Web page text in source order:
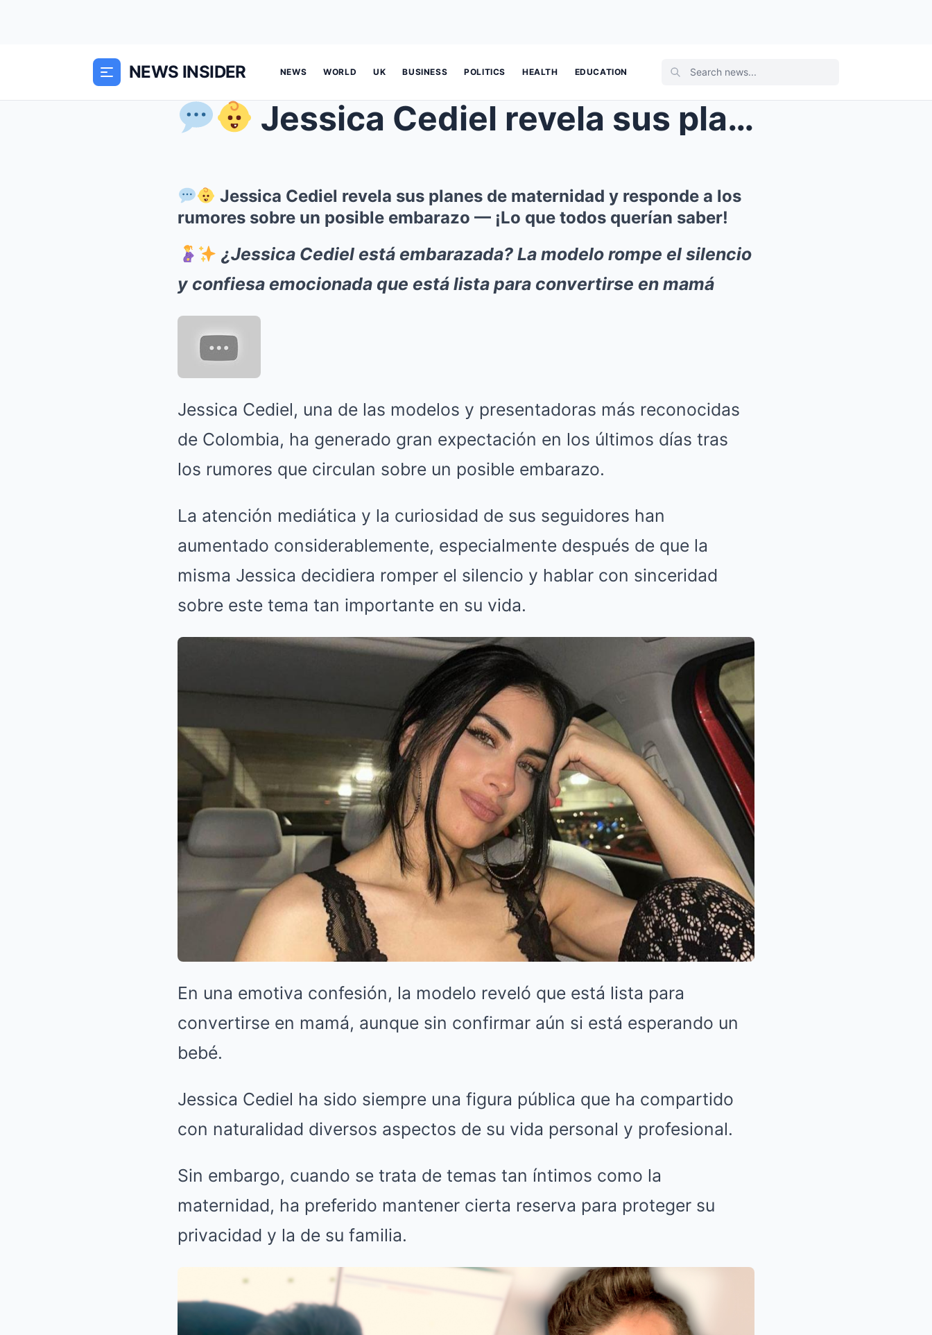
NEWS INSIDER NEWS WORLD UK BUSINESS POLITICS HEALTH EDUCATION
Jessica Cediel revela sus planes de maternidad ...
Jessica Cediel revela sus planes de maternidad y responde a los
rumores sobre un posible embarazo — ¡Lo que todos querían saber!
¿Jessica Cediel está embarazada? La modelo rompe el silencio
y confiesa emocionada que está lista para convertirse en mamá
Jessica Cediel, una de las modelos y presentadoras más reconocidas
de Colombia, ha generado gran expectación en los últimos días tras
los rumores que circulan sobre un posible embarazo.
La atención mediática y la curiosidad de sus seguidores han
aumentado considerablemente, especialmente después de que la
misma Jessica decidiera romper el silencio y hablar con sinceridad
sobre este tema tan importante en su vida.
En una emotiva confesión, la modelo reveló que está lista para
convertirse en mamá, aunque sin confirmar aún si está esperando un
bebé.
Jessica Cediel ha sido siempre una figura pública que ha compartido
con naturalidad diversos aspectos de su vida personal y profesional.
Sin embargo, cuando se trata de temas tan íntimos como la
maternidad, ha preferido mantener cierta reserva para proteger su
privacidad y la de su familia.